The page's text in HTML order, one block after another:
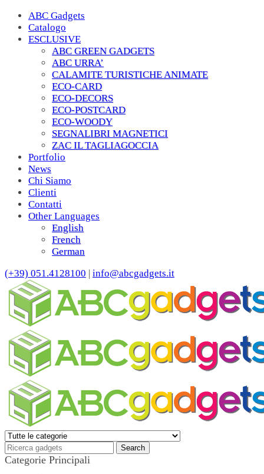
ABC Gadgets
Catalogo
ESCLUSIVE
ABC GREEN GADGETS
ABC URRA’
CALAMITE TURISTICHE ANIMATE
ECO-CARD
ECO-DECORS
ECO-POSTCARD
ECO-WOODY
SEGNALIBRI MAGNETICI
ZAC IL TAGLIAGOCCIA
Portfolio
News
Chi Siamo
Clienti
Contatti
Other Languages
English
French
German
(+39) 051.4128100 | info@abcgadgets.it
Categorie Principali